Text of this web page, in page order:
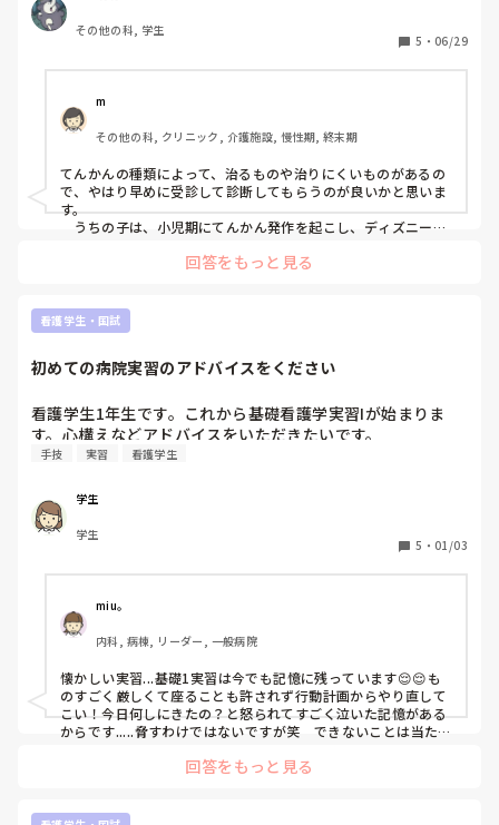
1回目は病院も受診しましたが、てんかんと断言はできない
とのことです。
週中には受診したいと考えています。
てんかんと診断された場合、看護師として働けるのか、運転
免許は取得できるのかなど不安で仕方がありません。
てんかんでも働いているという方や、現場からのご助言を頂
きたいです。
その他の科, 学生
5 ・ 06/29
m
その他の科, クリニック, 介護施設, 慢性期, 終末期
てんかんの種類によって、治るものや治りにくいものがあるの
で、やはり早めに受診して診断してもらうのが良いかと思いま
す。
うちの子は、小児期にてんかん発作を起こし、ディズニーラ
た時に発作が出てました。
くても発作が起こらなくなったので、卒業となりました。10年
近くかかったかな？
不安でしたが、身の振り方なども、医師が相談にのってくださ
って、安心できました。
今は、先が見えてこず、不安な気持ちが強いと思いますが、
若者の不安を汲み取ってくれる医師、看護師さんに出会えると
回答をもっと見る
看護学生・国試
初めての病院実習のアドバイスをください
看護学生1年生です。これから基礎看護学実習Iが始まりま
す。心構えなどアドバイスをいただきたいです。
手技 実習 看護学生
学生
学生
5 ・ 01/03
miu。
内科, 病棟, リーダー, 一般病院
懐かしい実習...基礎1実習は今でも記憶に残っています😌😌も
のすごく厳しくて座ることも許されず行動計画からやり直して
こい！今日何しにきたの？と怒られてすごく泣いた記憶がある
からです.....脅すわけではないですが笑　できないことは当たり
は聞いてみてください!！受け持ち患者の情報と疾患を勉強し
回答をもっと見る